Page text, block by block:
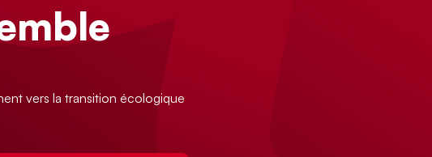
vers la transition écologique